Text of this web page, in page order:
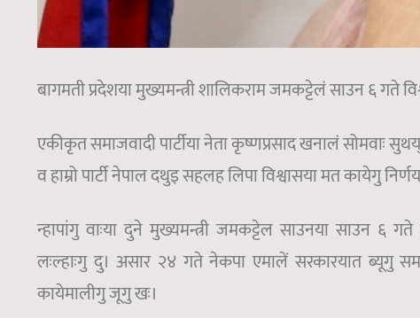
बागमती प्रदेशया मुख्यमन्त्री शालिकराम जमकट्टेलं साउन ६ गते
एकीकृत समाजवादी पार्टीया नेता कृष्णप्रसाद खनालं सोमवाः
व हाम्रो पार्टी नेपाल दथुइ सहलह लिपा विश्वासया मत कायेगु
न्हापांगु वाःया दुने मुख्यमन्त्री जमकट्टेल साउनया साउन ६
लःल्हाःगु दु। असार २४ गते नेकपा एमालें सरकारयात ब्यूगु
कायेमालीगु जूगु खः।